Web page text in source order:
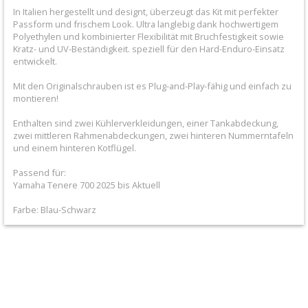
Filter
&
Schmierstoffe
Hebel
/
Armaturen
Kühlung
In Italien hergestellt und designt, überzeugt das Kit mit perfekter
Passform und frischem Look. Ultra langlebig dank hochwertigem
Polyethylen und kombinierter Flexibilität mit Bruchfestigkeit sowie
Kratz- und UV-Beständigkeit. speziell für den Hard-Enduro-Einsatz
entwickelt.
Mit den Originalschrauben ist es Plug-and-Play-fähig und einfach zu
montieren!
Enthalten sind zwei Kühlerverkleidungen, einer Tankabdeckung,
zwei mittleren Rahmenabdeckungen, zwei hinteren Nummerntafeln
und einem hinteren Kotflügel.
Passend für:
Yamaha Tenere 700 2025 bis Aktuell
Farbe: Blau-Schwarz